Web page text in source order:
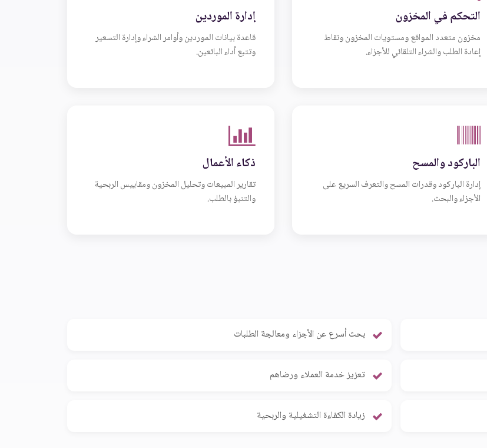
التحكم في المخزون
مخزون متعدد المواقع ومستويات المخزون ونقاط
إعادة الطلب والشراء التلقائي للأجزاء.
إدارة الموردين
قاعدة بيانات الموردين وأوامر الشراء وإدارة التسعير
وتتبع أداء البائعين.
الباركود والمسح
إدارة الباركود وقدرات المسح والتعرف السريع على
الأجزاء والبحث.
ذكاء الأعمال
تقارير المبيعات وتحليل المخزون ومقاييس الربحية
والتنبؤ بالطلب.
بحث أسرع عن الأجزاء ومعالجة الطلبات
تعزيز خدمة العملاء ورضاهم
زيادة الكفاءة التشغيلية والربحية